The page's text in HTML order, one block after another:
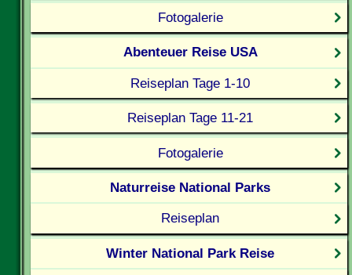
Fotogalerie
Abenteuer Reise USA
Reiseplan Tage 1-10
Reiseplan Tage 11-21
Fotogalerie
Naturreise National Parks
Reiseplan
Winter National Park Reise